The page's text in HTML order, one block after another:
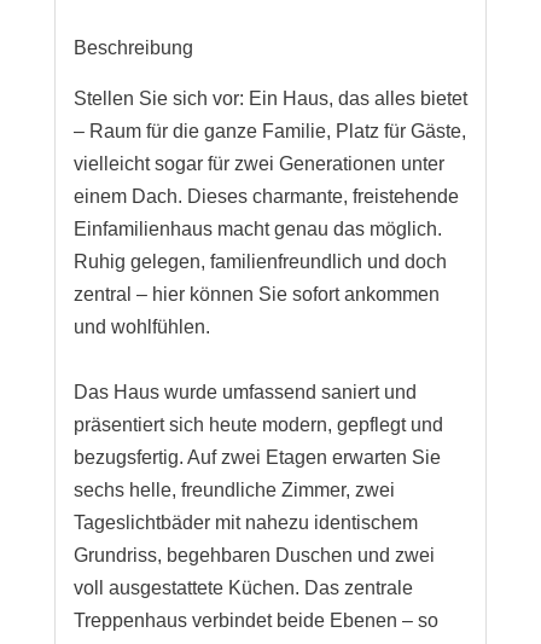
Beschreibung
Stellen Sie sich vor: Ein Haus, das alles bietet
– Raum für die ganze Familie, Platz für Gäste,
vielleicht sogar für zwei Generationen unter
einem Dach. Dieses charmante, freistehende
Einfamilienhaus macht genau das möglich.
Ruhig gelegen, familienfreundlich und doch
zentral – hier können Sie sofort ankommen
und wohlfühlen.
Das Haus wurde umfassend saniert und
präsentiert sich heute modern, gepflegt und
bezugsfertig. Auf zwei Etagen erwarten Sie
sechs helle, freundliche Zimmer, zwei
Tageslichtbäder mit nahezu identischem
Grundriss, begehbaren Duschen und zwei
voll ausgestattete Küchen. Das zentrale
Treppenhaus verbindet beide Ebenen – so